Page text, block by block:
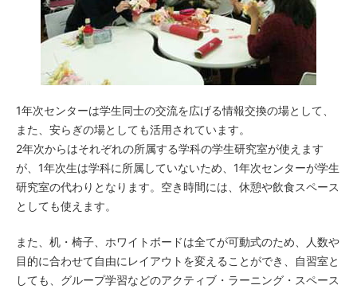
1年次センターは学生同士の交流を広げる情報交換の場として、
また、安らぎの場としても活用されています。
2年次からはそれぞれの所属する学科の学生研究室が使えます
が、1年次生は学科に所属していないため、1年次センターが学生
研究室の代わりとなります。空き時間には、休憩や飲食スペース
としても使えます。
また、机・椅子、ホワイトボードは全てが可動式のため、人数や
目的に合わせて自由にレイアウトを変えることができ、自習室と
しても、グループ学習などのアクティブ・ラーニング・スペース